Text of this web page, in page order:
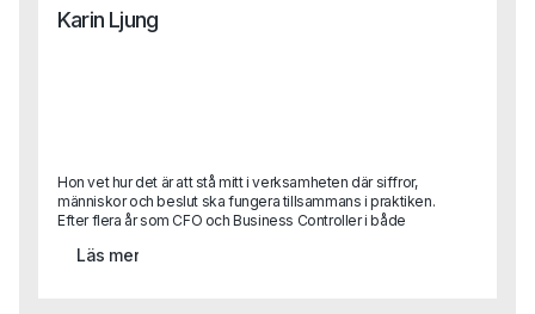
Karin Ljung
Hon vet hur det är att stå mitt i verksamheten där siffror,
människor och beslut ska fungera tillsammans i praktiken.
Efter flera år som CFO och Business Controller i både
in som Business Area Lead på Capa.Med sin erfarenhet
Läs mer